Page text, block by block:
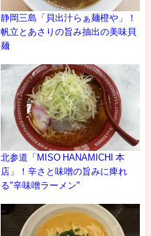
静岡三島「貝出汁らぁ麺橙や」！
帆立とあさりの旨み抽出の美味貝
麺
北参道「MISO HANAMICHI 本
店」！辛さと味噌の旨みに痺れ
る"辛味噌ラーメン"